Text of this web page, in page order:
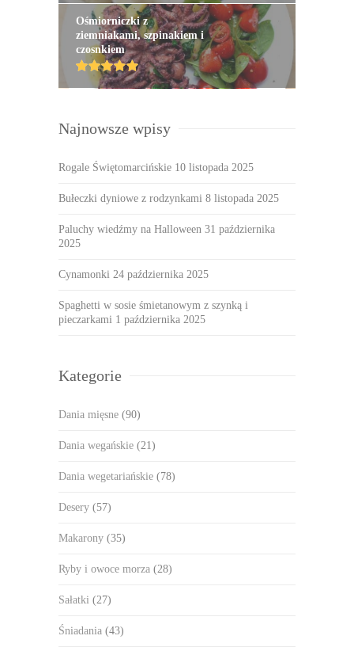
Ośmiorniczki z
ziemniakami, szpinakiem i
czosnkiem
Najnowsze wpisy
Rogale Świętomarcińskie 10 listopada 2025
Bułeczki dyniowe z rodzynkami 8 listopada 2025
Paluchy wiedźmy na Halloween 31 października
2025
Cynamonki 24 października 2025
Spaghetti w sosie śmietanowym z szynką i
pieczarkami 1 października 2025
Kategorie
Dania mięsne (90)
Dania wegańskie (21)
Dania wegetariańskie (78)
Desery (57)
Makarony (35)
Ryby i owoce morza (28)
Sałatki (27)
Śniadania (43)